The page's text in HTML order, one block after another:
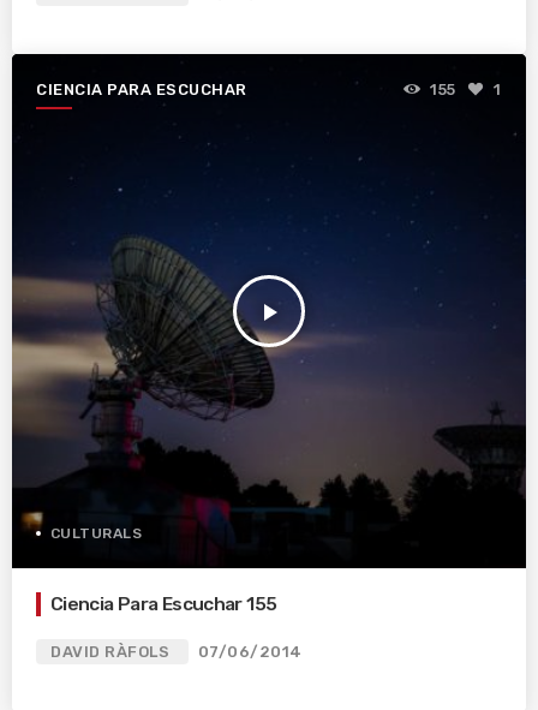
CIENCIA PARA ESCUCHAR
play_arrow
155 1
CULTURALS
Ciencia Para Escuchar 155
DAVID RÀFOLS 07/06/2014